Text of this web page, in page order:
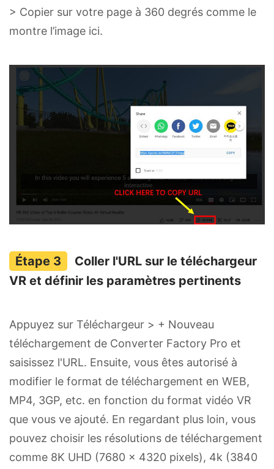
> Copier sur votre page à 360 degrés comme le
montre l’image ici.
Coller l'URL sur le téléchargeur
VR et définir les paramètres pertinents
Appuyez sur Téléchargeur > + Nouveau
téléchargement de Converter Factory Pro et
saisissez l'URL. Ensuite, vous êtes autorisé à
modifier le format de téléchargement en WEB,
MP4, 3GP, etc. en fonction du format vidéo VR
que vous ve ajouté. En regardant plus loin, vous
pouvez choisir les résolutions de téléchargement
comme 8K UHD (7680 × 4320 pixels), 4k (3840